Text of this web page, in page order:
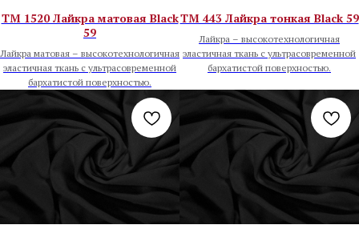
TM 1520 Лайкра матовая Black
59
Лайкра матовая – высокотехнологичная
эластичная ткань с ультрасовременной
бархатистой поверхностью.
TM 443 Лайкра тонкая Black 59
Лайкра – высокотехнологичная
эластичная ткань с ультрасовременной
бархатистой поверхностью.